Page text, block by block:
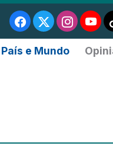
País e Mundo